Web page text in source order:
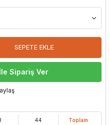
SEPETE EKLE
Sipariş Ver
44
Toplam